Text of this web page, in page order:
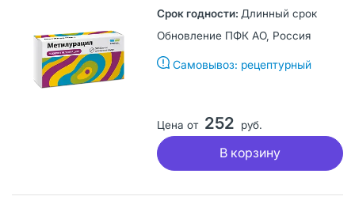
Длинный срок
Обновление ПФК АО, Россия
Самовывоз: рецептурный
Цена от 252 руб.
В корзину